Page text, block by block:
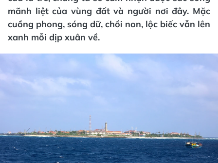
mãnh liệt của vùng đất và người nơi đây. Mặc
cuồng phong, sóng dữ, chồi non, lộc biếc vẫn lên
xanh mỗi dịp xuân về.